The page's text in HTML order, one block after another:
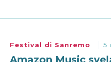
Festival di Sanremo 5